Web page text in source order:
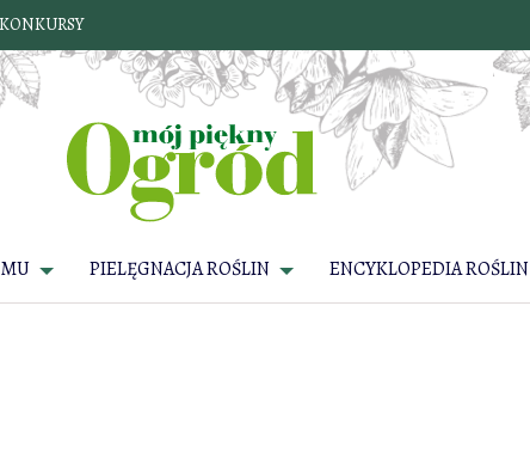
KONKURSY
PIELĘGNACJA ROŚLIN ENCYKLOPEDIA ROŚLIN